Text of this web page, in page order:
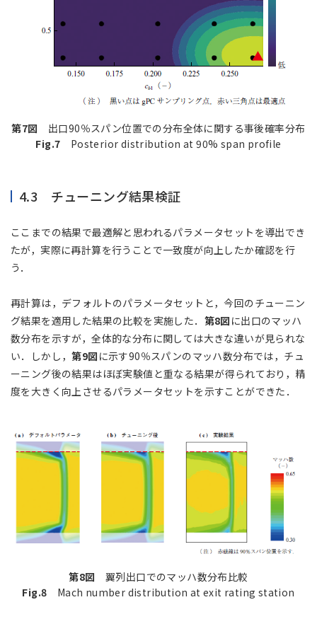
第7図 出口90％スパン位置での分布全体に関する事後確率分布
Fig.7 Posterior distribution at 90% span profile
4.3 チューニング結果検証
ここまでの結果で最適解と思われるパラメータセットを導出でき
たが，実際に再計算を行うことで一致度が向上したか確認を行
う．
再計算は，デフォルトのパラメータセットと，今回のチューニン
グ結果を適用した結果の比較を実施した． 第8図 に出口のマッハ
数分布を示すが，全体的な分布に関しては大きな違いが見られな
い．しかし，第9図 に示す90％スパンのマッハ数分布では，チュ
ーニング後の結果はほぼ実験値と重なる結果が得られており，精
度を大きく向上させるパラメータセットを示すことができた．
第8図 翼列出口でのマッハ数分布比較
Fig.8 Mach number distribution at exit rating station